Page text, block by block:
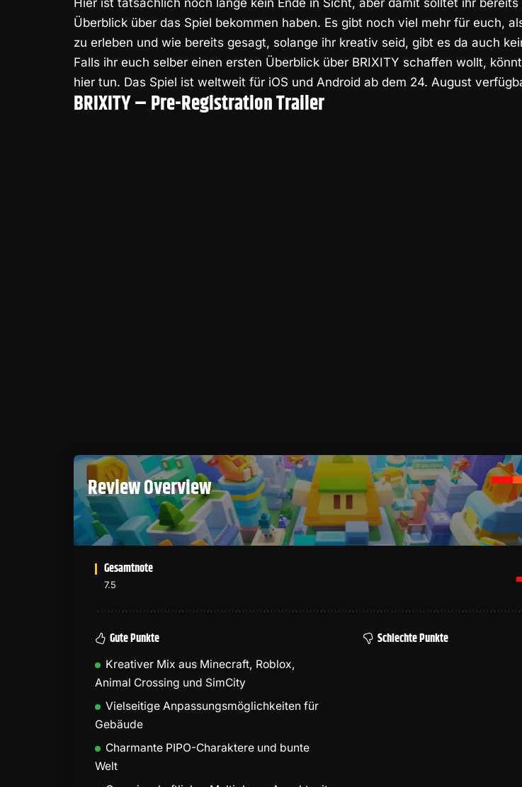
Überblick über das Spiel bekommen haben. Es gibt noch viel mehr für euch,
zu erleben und wie bereits gesagt, solange ihr kreativ seid, gibt es da auch
Falls ihr euch selber einen ersten Überblick über BRIXITY schaffen wollt,
hiertun. Das Spiel ist weltweit für iOS und Android ab dem 24. August
BRIXITY – Pre-Registration Trailer
Review Overview
Gesamtnote
7.5
Gute Punkte
Kreativer Mix aus Minecraft, Roblox,
Animal Crossing und SimCity
Vielseitige Anpassungsmöglichkeiten für
Gebäude
Charmante PIPO-Charaktere und bunte
Welt
Schlechte Punkte